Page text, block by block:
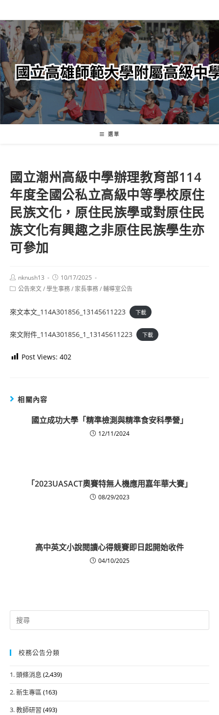
轉
至
主
內
容
選單
國立潮州高級中學辦理教育部114
年度全國公私立高級中等學校原住
民族文化，原住民族學或對原住民
族文化有興趣之非原住民族學生亦
可參加
Post
author:
nknush13
Post
published:
10/17/2025
Post公告來文/學生事務/ 家長事務/輔導室公告
來文本文_114A301856_13145611223 下載
來文附件_114A301856_1_13145611223 下載
Post Views: 402
相關內容
國立成功大學「精準檢測與精準食安科學營」
12/11/2024
「2023UASACT奧賽特無人機應用嘉年華大賽」
08/29/2023
高中英文小說閱讀心得競賽即日起開始收件
04/10/2025
Search
for:
校務公告分類
1. 頭條消息 (2,439)
2. 新生專區 (163)
3. 教師研習 (493)